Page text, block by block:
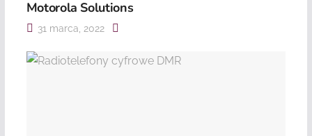
Motorola Solutions
31 marca, 2022